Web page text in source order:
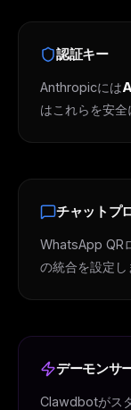
認証キー
Anthropicには
はこれらを安全
チャットプ
WhatsApp QR
の統合を設定し
デーモンサ
Clawdbotがス
THIS WEEK'S
MCP pick
FREE